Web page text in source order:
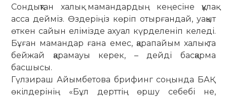
Сондықтан халық мамандардың кеңесіне құлақ
асса дейміз. Өздеріңіз көріп отырғандай, уақыт
өткен сайын елімізде ахуал күрделеніп келеді.
Бұған мамандар ғана емес, қарапайым халық та
бейжай қарамауы керек, – дейді басқарма
басшысы.
Гүлзираш Айымбетова брифинг со­ңын­­да БАҚ
өкілдерінің «Бұл дерт­тің өршу себебі не,